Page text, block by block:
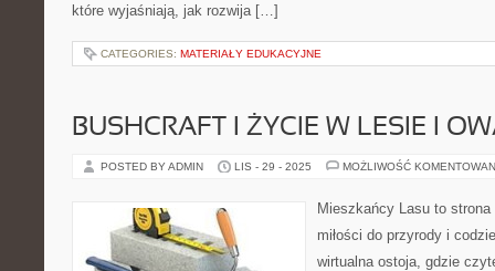
które wyjaśniają, jak rozwija […]
CATEGORIES: MATERIAŁY EDUKACYJNE
BUSHCRAFT I ŻYCIE W LESIE I
POSTED BY ADMIN LIS - 29 - 2025 MOŻLIWOŚĆ
Mieszkańcy Lasu to
miłości do przyrody i
wirtualna ostoja, gdzie